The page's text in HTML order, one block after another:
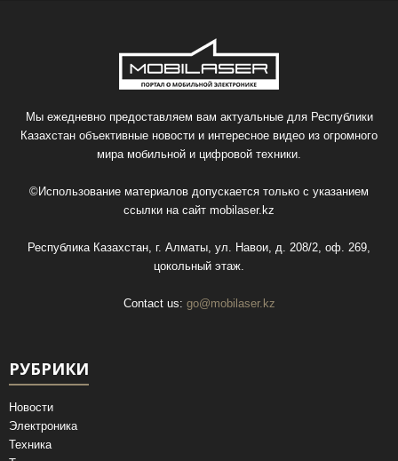
Мы ежедневно предоставляем вам актуальные для Республики
Казахстан объективные новости и интересное видео из огромного
мира мобильной и цифровой техники.
©Использование материалов допускается только с указанием
ссылки на сайт mobilaser.kz
Республика Казахстан, г. Алматы, ул. Навои, д. 208/2, оф. 269,
цокольный этаж.
Contact us: go@mobilaser.kz
РУБРИКИ
Новости
Электроника
Техника